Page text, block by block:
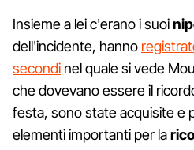
Insieme a lei c'erano i suoi
dell'incidente, hanno
secondi nel quale si vede
che dovevano essere il
festa, sono state acquisite e
elementi importanti per la